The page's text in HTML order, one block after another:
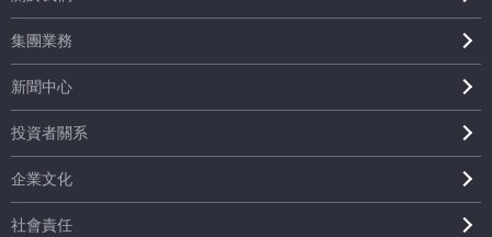
集團業務
新聞中心
投資者關系
企業文化
社會責任